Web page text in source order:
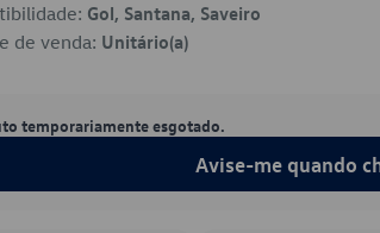
Gol, Santana, Saveiro
de venda: Unitário(a)
temporariamente esgotado.
Avise-me quando